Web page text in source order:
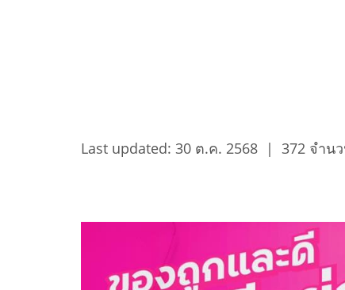
Last updated: 30 ต.ค. 2568 | 372 จำน